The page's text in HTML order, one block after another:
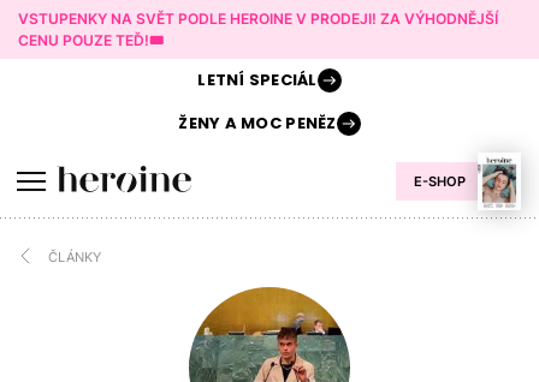
VSTUPENKY NA SVĚT PODLE HEROINE V PRODEJI! ZA VÝHODNĚJŠÍ
CENU POUZE TEĎ!🎟️
E-SHOP
LETNÍ SPECIÁL
ŽENY AMOC PENĚZ
ČLÁNKY